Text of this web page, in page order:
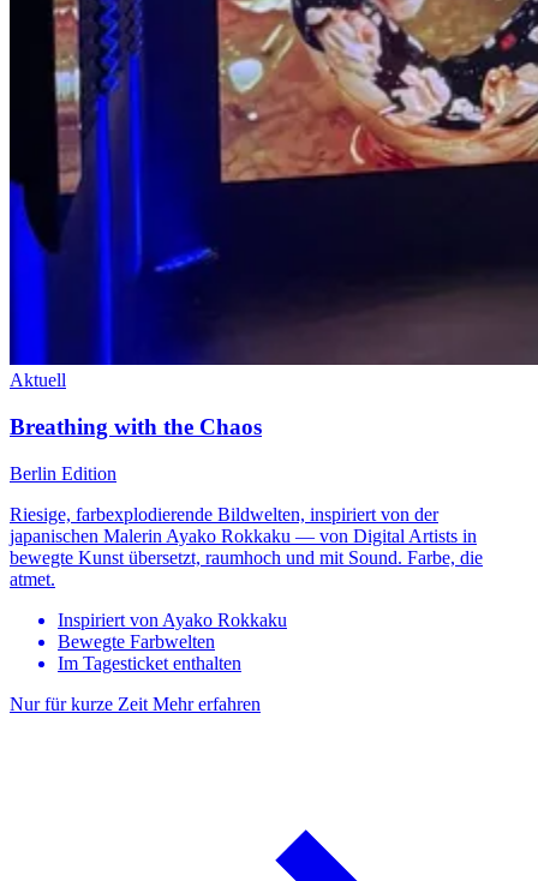
Aktuell
Breathing with the Chaos
Berlin Edition
Riesige, farbexplodierende Bildwelten, inspiriert von der
japanischen Malerin Ayako Rokkaku — von Digital Artists in
bewegte Kunst übersetzt, raumhoch und mit Sound. Farbe, die
atmet.
Inspiriert von Ayako Rokkaku
Bewegte Farbwelten
Im Tagesticket enthalten
Nur für kurze Zeit Mehr erfahren